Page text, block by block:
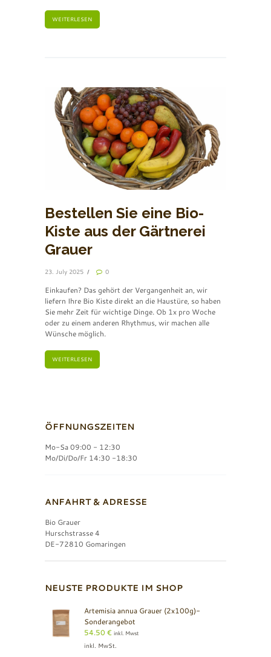
WEITERLESEN
Bestellen Sie eine Bio-
Kiste aus der Gärtnerei
Grauer
23. July 2025 0
Einkaufen? Das gehört der Vergangenheit an, wir
liefern Ihre Bio Kiste direkt an die Haustüre, so haben
Sie mehr Zeit für wichtige Dinge. Ob 1x pro Woche
oder zu einem anderen Rhythmus, wir machen alle
Wünsche möglich.
WEITERLESEN
ÖFFNUNGSZEITEN
Mo-Sa 09:00 - 12:30
Mo/Di/Do/Fr 14:30 -18:30
ANFAHRT & ADRESSE
Bio Grauer
Hurschstrasse 4
DE-72810 Gomaringen
NEUSTE PRODUKTE IM SHOP
Artemisia annua Grauer (2x100g)-
Sonderangebot
54.50€ inkl. Mwst
inkl. MwSt.